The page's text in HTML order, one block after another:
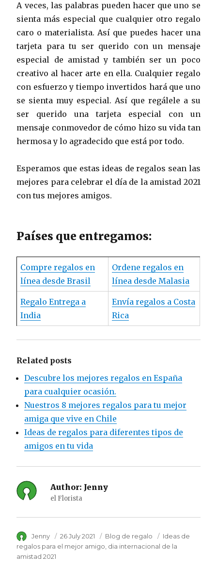
A veces, las palabras pueden hacer que uno se
sienta más especial que cualquier otro regalo
caro o materialista. Así que puedes hacer una
tarjeta para tu ser querido con un mensaje
especial de amistad y también ser un poco
creativo al hacer arte en ella. Cualquier regalo
con esfuerzo y tiempo invertidos hará que uno
se sienta muy especial. Así que regálele a su
ser querido una tarjeta especial con un
mensaje conmovedor de cómo hizo su vida tan
hermosa y lo agradecido que está por todo.
Esperamos que estas ideas de regalos sean las
mejores para celebrar el día de la amistad 2021
con tus mejores amigos.
Países que entregamos:
Compre regalos en
línea desde Brasil
Ordene regalos en
línea desde Malasia
Regalo Entrega a
India
Envía regalos a Costa
Rica
Related posts
Descubre los mejores regalos en España
para cualquier ocasión.
Nuestros 8 mejores regalos para tu mejor
amiga que vive en Chile
Ideas de regalos para diferentes tipos de
amigos en tu vida
Author: Jenny
el Florista
Author
Jenny
Posted
on
26 July 2021 Category
Blog de regalo Tags
Ideas de
regalos para el mejor amigo dia internacional de la
amistad 2021